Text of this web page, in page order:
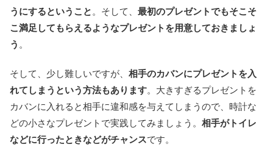
うにするということ 。そして、 最初のプレゼントでもそこそ
こ満足してもらえるようなプレゼントを用意しておきましょ
う 。
そして、少し難しいですが、 相手のカバンにプレゼントを入
れてしまうという方法もあります。大きすぎるプレゼントを
カバンに入れると相手に違和感を与えてしまうので、時計な
どの小さなプレゼントで実践してみましょう。 相手がトイレ
などに行ったときなどがチャンスです。